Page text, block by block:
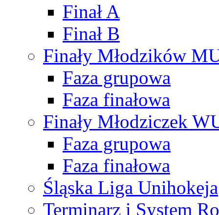
Finał A
Finał B
Finały Młodzików
Faza grupowa
Faza finałowa
Finały Młodziczek
Faza grupowa
Faza finałowa
Śląska Liga Unihokeja
Terminarz i System